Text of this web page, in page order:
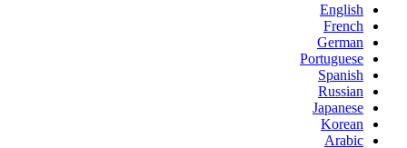
English
French
German
Portuguese
Spanish
Russian
Japanese
Korean
Arabic